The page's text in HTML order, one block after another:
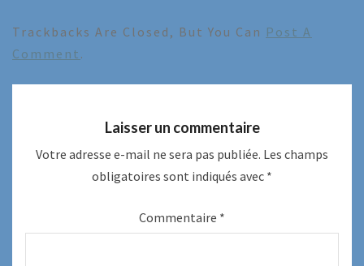
Trackbacks Are Closed, But You Can Post A
Comment .
Laisser un commentaire
Votre adresse e-mail ne sera pas publiée. Les champs
obligatoires sont indiqués avec *
Commentaire *